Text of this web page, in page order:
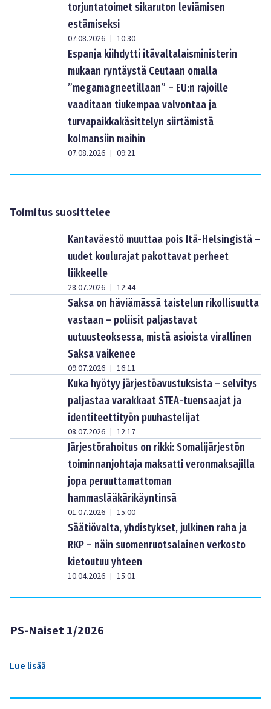
torjuntatoimet sikaruton leviämisen
estämiseksi
07.08.2026 | 10:30
Espanja kiihdytti itävaltalaisministerin
mukaan ryntäystä Ceutaan omalla
”megamagneetillaan” – EU:n rajoille
vaaditaan tiukempaa valvontaa ja
turvapaikkakäsittelyn siirtämistä
kolmansiin maihin
07.08.2026 | 09:21
Toimitus suosittelee
Kantaväestö muuttaa pois Itä-Helsingistä –
uudet koulurajat pakottavat perheet
liikkeelle
28.07.2026 | 12:44
Saksa on häviämässä taistelun rikollisuutta
vastaan – poliisit paljastavat
uutuusteoksessa, mistä asioista virallinen
Saksa vaikenee
09.07.2026 | 16:11
Kuka hyötyy järjestöavustuksista – selvitys
paljastaa varakkaat STEA-tuensaajat ja
identiteettityön puuhastelijat
08.07.2026 | 12:17
Järjestörahoitus on rikki: Somalijärjestön
toiminnanjohtaja maksatti veronmaksajilla
jopa peruuttamattoman
hammaslääkärikäyntinsä
01.07.2026 | 15:00
Säätiövalta, yhdistykset, julkinen raha ja
RKP – näin suomenruotsalainen verkosto
kietoutuu yhteen
10.04.2026 | 15:01
PS-Naiset 1/2026
Lue lisää